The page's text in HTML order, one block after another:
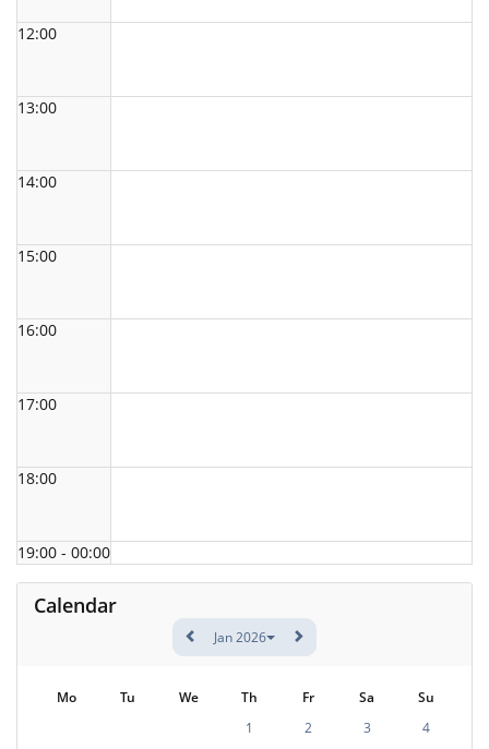
12:00
13:00
14:00
15:00
16:00
17:00
18:00
19:00 - 00:00
Calendar
Jan 2026
Mo Tu We Th Fr Sa
Su
1
2 3
4